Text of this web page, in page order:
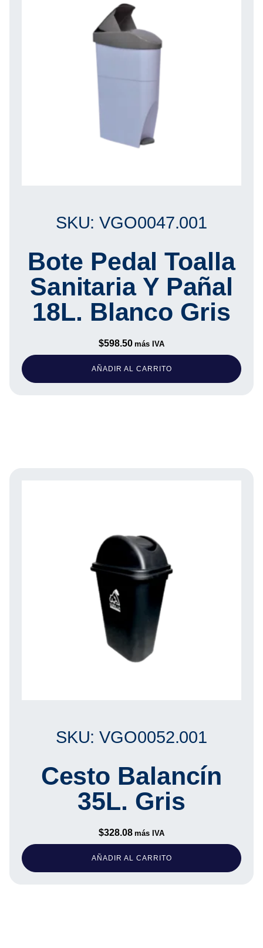
SKU: VGO0047.001
Bote Pedal Toalla
Sanitaria Y Pañal
18L. Blanco Gris
$598.50 más IVA
AÑADIR AL CARRITO
SKU: VGO0052.001
Cesto Balancín
35L. Gris
$328.08 más IVA
AÑADIR AL CARRITO